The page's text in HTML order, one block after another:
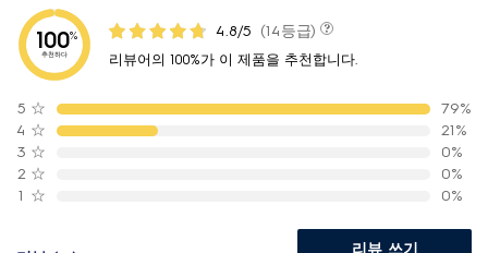
100%
추천하다
4.8/5 (14등급)
리뷰어의 100%가 이 제품을 추천합니다.
5 ☆
79%
4 ☆
21%
3 ☆
0%
2 ☆
0%
1 ☆ 0%
리뷰 쓰기